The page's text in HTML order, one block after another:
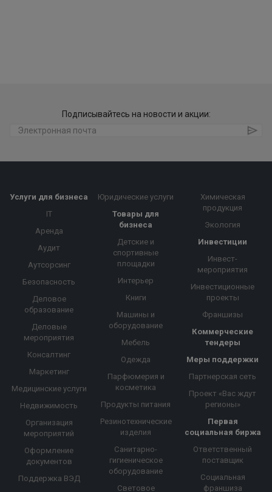
Подписывайтесь на новости и акции:
Услуги для бизнеса
IT
Аренда
Аудит
Аутсорсинг
Безопасность
Деловое
образование
Деловые
мероприятия
Консалтинг
Маркетинг
Медицинские услуги
Недвижимость
Организация
мероприятий
Оформление
документов
Поддержка ВЭД
Юридические услуги
Товары для
бизнеса
Детские и
спортивные
площадки
Интерьер
Книги
Машины и
оборудование
Мебель
Одежда
Парфюмерия и
косметика
Продукты питания
Резинотехнические
изделия
Санитарно-
гигиеническое
оборудование
Световое
Химическая
продукция
Экология
Инвестиции
Инвест-
мероприятия
Инвестиционные
проекты
Франшизы
Коммерческие
тендеры
Меры поддержки
Партнерская сеть
Проект «Вас ждут
регионы»
Первая
социальная биржа
Ответственный
поставщик
Социальная
франшиза